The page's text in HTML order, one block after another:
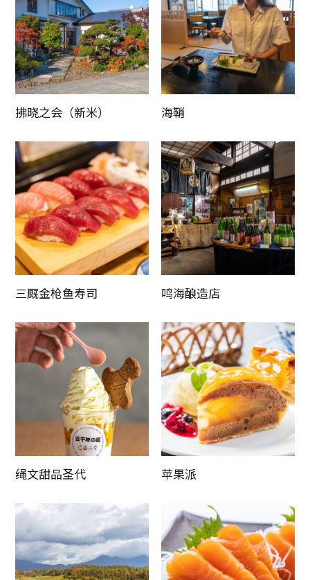
拂晓之会（新米） 海鞘
三厩金枪鱼寿司 鸣海酿造店
绳文甜品圣代 苹果派